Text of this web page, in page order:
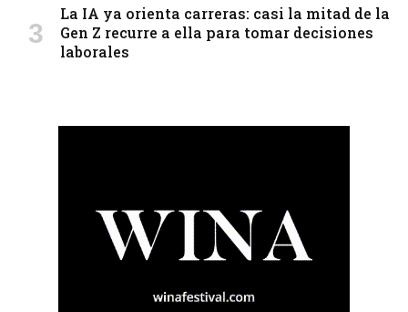
La IA ya orienta carreras: casi la mitad de la
Gen Z recurre a ella para tomar decisiones
laborales